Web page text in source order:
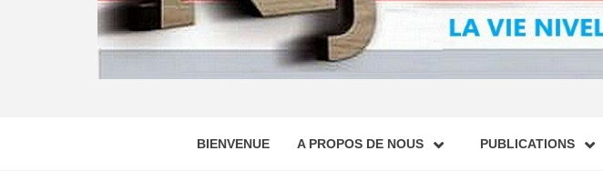
BIENVENUE A PROPOS DE NOUS PUBLICATIONS